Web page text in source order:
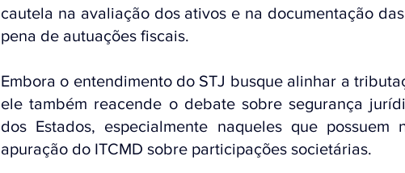
cautela na avaliação dos ativos e na documentação
pena de autuações fiscais.
Embora o entendimento do STJ busque alinhar a
ele também reacende o debate sobre segurança
dos Estados, especialmente naqueles que possuem
apuração do ITCMD sobre participações societárias.